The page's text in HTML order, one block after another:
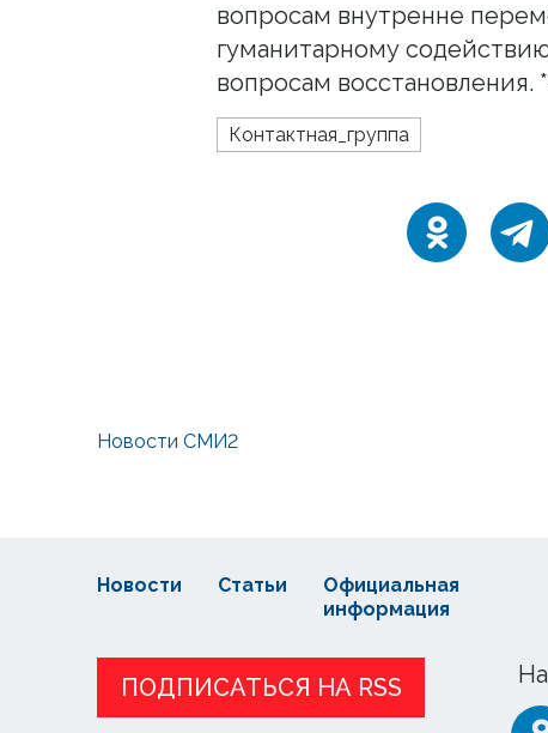
вопросам внутренне
гуманитарному
вопросам восстановления.
Контактная_группа
Новости СМИ2
ПОДПИСАТЬСЯ НА RSS
Новости Статьи
Официальная
информация